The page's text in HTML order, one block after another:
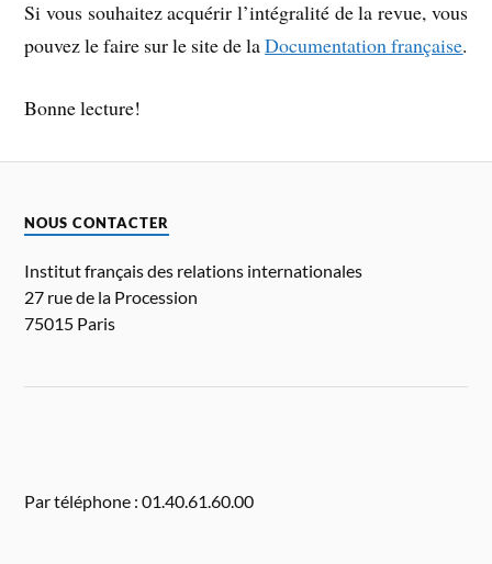
Si vous souhaitez acquérir l’intégralité de la revue, vous
pouvez le faire sur le site de laDocumentation française.
Bonne lecture!
NOUS CONTACTER
Institut français des relations internationales
27 rue de la Procession
75015 Paris
Par téléphone : 01.40.61.60.00